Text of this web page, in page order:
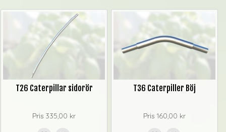
T26 Caterpillar sidorör
Pris 335,00 kr
T36 Caterpiller Böj
Pris 160,00 kr